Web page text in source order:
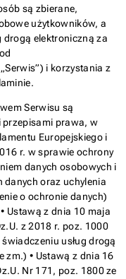
są zbierane,
użytkowników, a
drogą elektroniczną za
i korzystania z
Serwisu są
przepisami prawa, w
Europejskiego i
r. w sprawie ochrony
danych osobowych i
danych oraz uchylenia
o ochronie danych)
Ustawą z dnia 10 maja
z 2018 r. poz. 1000
usług drogą
zm.) • Ustawą z dnia 16
Nr 171, poz. 1800 ze